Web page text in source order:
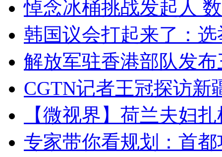
悼念冰桶挑战发起人
韩国议会打起来了：
解放军驻香港部队发
CGTN记者王冠探访新
【微视界】荷兰夫妇
专家带你看规划：首